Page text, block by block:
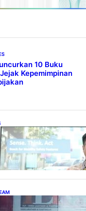
10 Buku
Kepemimpinan
Keselamatan,
Baru Persaingan
Otomotif
Peluang Usaha bagi